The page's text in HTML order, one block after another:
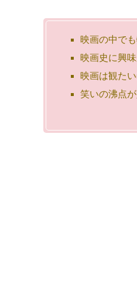
映画の中で
映画史に興
映画は観た
笑いの沸点